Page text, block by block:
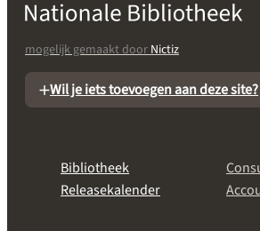
mogelijk gemaakt doorNictiz
Wil je iets toevoegen aan deze site?
Bibliotheek
Releasekalender